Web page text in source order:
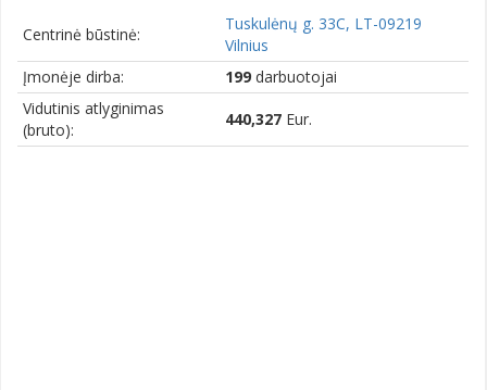
Centrinė būstinė:
Tuskulėnų g. 33C, LT-09219
Vilnius
Įmonėje dirba:
199 darbuotojai
Vidutinis atlyginimas
(bruto):
440,327 Eur.